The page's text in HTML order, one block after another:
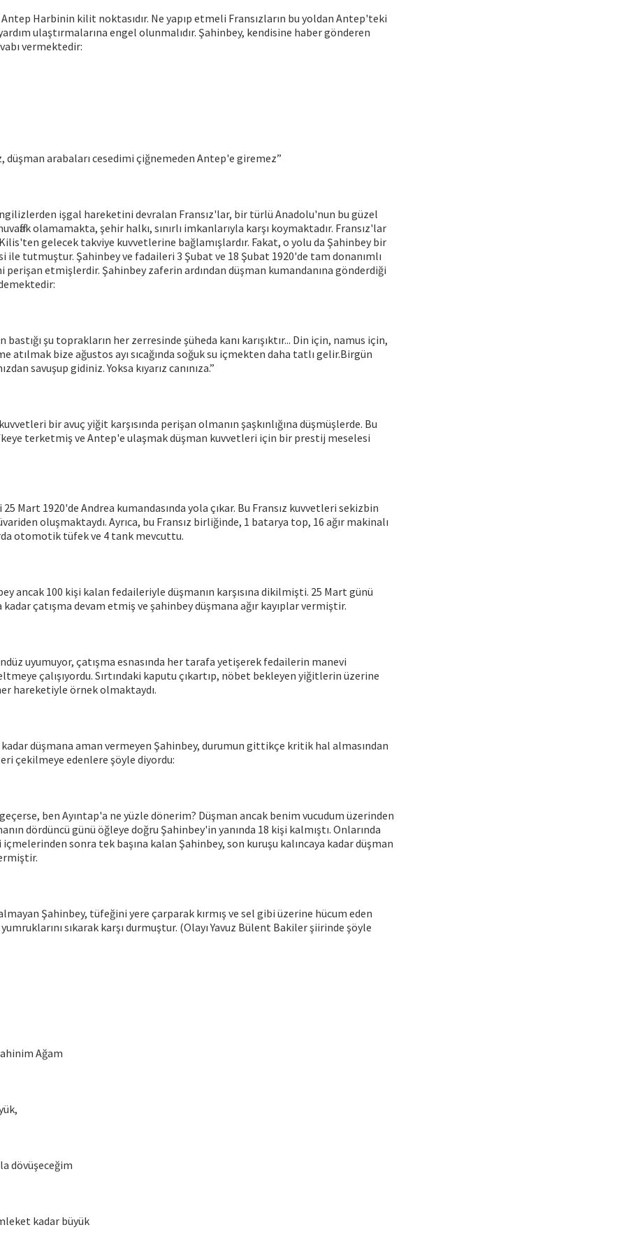
Harbinin kilit noktasıdır. Ne yapıp etmeli Fransızların bu yoldan Antep'teki
ulaştırmalarına engel olunmalıdır. Şahinbey, kendisine haber gönderen
vermektedir:
düşman arabaları cesedimi çiğnemeden Antep'e giremez”
işgal hareketini devralan Fransız'lar, bir türlü Anadolu'nun bu güzel
olamamakta, şehir halkı, sınırlı imkanlarıyla karşı koymaktadır. Fransız'lar
gelecek takviye kuvvetlerine bağlamışlardır. Fakat, o yolu da Şahinbey bir
ile tutmuştur. Şahinbey ve fadaileri 3 Şubat ve 18 Şubat 1920'de tam donanımlı
perişan etmişlerdir. Şahinbey zaferin ardından düşman kumandanına gönderdiği
bastığı şu toprakların her zerresinde şüheda kanı karışıktır... Din için, namus için,
atılmak bize ağustos ayı sıcağında soğuk su içmekten daha tatlı gelir.Birgün
savuşup gidiniz. Yoksa kıyarız canınıza.”
bir avuç yiğit karşısında perişan olmanın şaşkınlığına düşmüşlerde. Bu
terketmiş ve Antep'e ulaşmak düşman kuvvetleri için bir prestij meselesi
Mart 1920'de Andrea kumandasında yola çıkar. Bu Fransız kuvvetleri sekizbin
oluşmaktaydı. Ayrıca, bu Fransız birliğinde, 1 batarya top, 16 ağır makinalı
otomotik tüfek ve 4 tank mevcuttu.
ancak 100 kişi kalan fedaileriyle düşmanın karşısına dikilmişti. 25 Mart günü
çatışma devam etmiş ve şahinbey düşmana ağır kayıplar vermiştir.
uyumuyor, çatışma esnasında her tarafa yetişerek fedailerin manevi
çalışıyordu. Sırtındaki kaputu çıkartıp, nöbet bekleyen yiğitlerin üzerine
hareketiyle örnek olmaktaydı.
kadar düşmana aman vermeyen Şahinbey, durumun gittikçe kritik hal almasından
çekilmeye edenlere şöyle diyordu:
ben Ayıntap'a ne yüzle dönerim? Düşman ancak benim vucudum üzerinden
dördüncü günü öğleye doğru Şahinbey'in yanında 18 kişi kalmıştı. Onlarında
sonra tek başına kalan Şahinbey, son kuruşu kalıncaya kadar düşman
Şahinbey, tüfeğini yere çarparak kırmış ve sel gibi üzerine hücum eden
sıkarak karşı durmuştur. (Olayı Yavuz Bülent Bakiler şiirinde şöyle
Ağam
dövüşeceğim
kadar büyük